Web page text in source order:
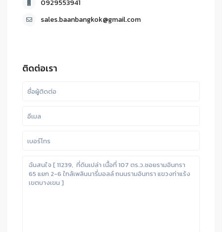
0929553941
sales.baanbangkok@gmail.com
ติดต่อเรา